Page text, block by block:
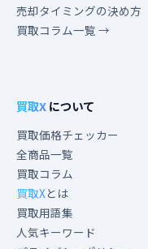
売却タイミングの決め方
買取コラム一覧 →
買取Xについて
買取価格チェッカー
全商品一覧
買取コラム
買取Xとは
買取用語集
人気キーワード